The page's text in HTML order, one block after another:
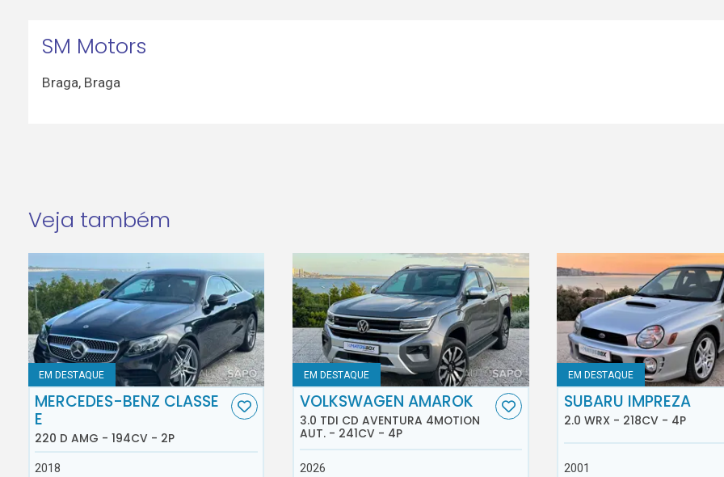
SM Motors
Braga, Braga
Veja também
EM DESTAQUE
MERCEDES-BENZ CLASSE
E
220 D AMG - 194CV - 2P
2018
EM DESTAQUE
VOLKSWAGEN AMAROK
3.0 TDI CD AVENTURA 4MOTION
AUT. - 241CV - 4P
2026
EM DESTAQUE
SUBARU IMPREZA
2.0 WRX - 218CV - 4P
2001